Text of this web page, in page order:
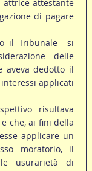
attrice attestante
di pagare
il Tribunale  si
delle
aveva dedotto il
applicati
risultava
che, ai fini della
applicare un
moratorio, il
usurarietà di